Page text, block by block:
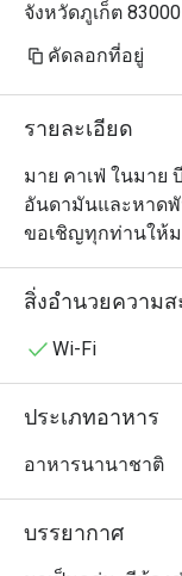
จังหวัดภูเก็ต
คัดลอกที่อยู่
รายละเอียด
มาย คาเฟ่ ในมาย
อันดามันและหาด
ขอเชิญทุกท่านให้
ในสไตล์เอเชียแล
เพลิดเพลินกับบรร
อยากอยู่ในห้องแอ
คาเฟ่ เป็นร้านแบ
อาหารไทยสุดครีเ
สิ่งอำนวยความส
Wi-Fi
ประเภทอาหาร
อาหารนานาชาติ
บรรยากาศ